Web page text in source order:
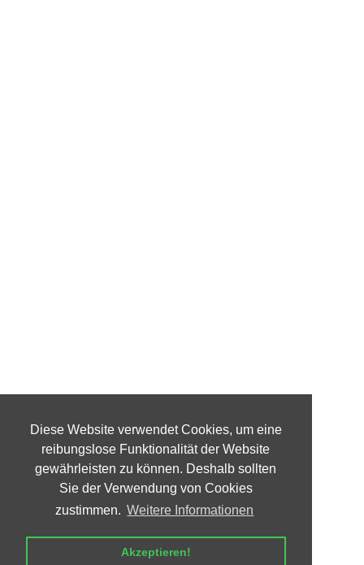
Diese Website verwendet Cookies, um eine
reibungslose Funktionalität der Website
gewährleisten zu können. Deshalb sollten
Sie der Verwendung von Cookies
zustimmen. Weitere Informationen
Akzeptieren!